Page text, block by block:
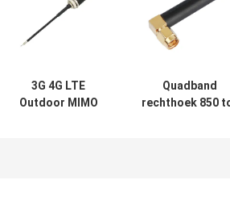
3G 4G LTE
Outdoor MIMO
Quadband
rechthoek 850